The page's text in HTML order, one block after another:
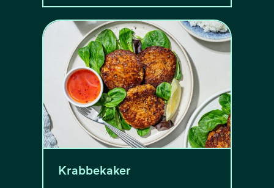
Krabbekaker